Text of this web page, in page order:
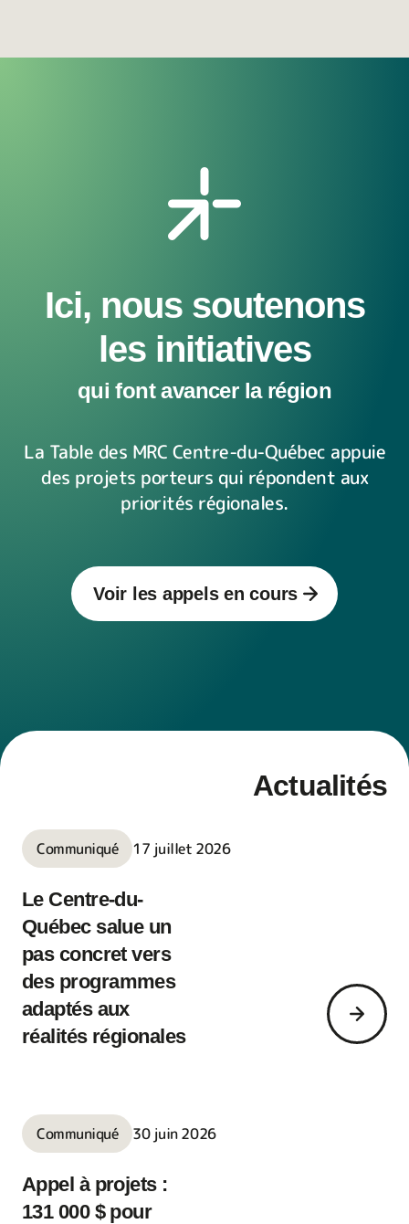
Ici, nous soutenons
les initiatives
qui font avancer la région
La Table des MRC Centre-du-Québec appuie
des projets porteurs qui répondent aux
priorités régionales.
Voir les appels en cours
Actualités
Communiqué 17 juillet 2026
Le Centre-du-
Québec salue un
pas concret vers
des programmes
adaptés aux
réalités régionales
Communiqué 30 juin 2026
Appel à projets :
131 000 $ pour